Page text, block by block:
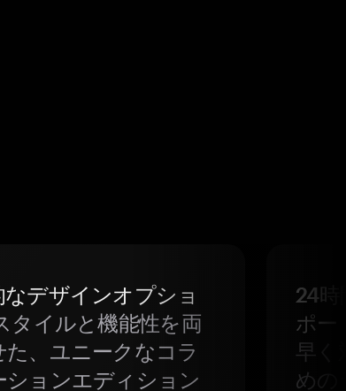
なデザインオプショ
タイルと機能性を両
た、ユニークなコラ
ションエディション
24
ポー
早く
めの